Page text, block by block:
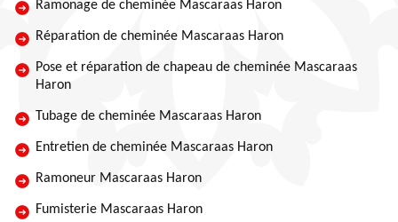
Ramonage de cheminée Mascaraas Haron
Réparation de cheminée Mascaraas Haron
Pose et réparation de chapeau de cheminée Mascaraas
Haron
Tubage de cheminée Mascaraas Haron
Entretien de cheminée Mascaraas Haron
Ramoneur Mascaraas Haron
Fumisterie Mascaraas Haron